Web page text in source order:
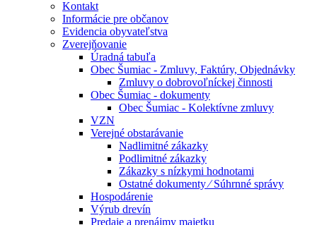
Kontakt
Informácie pre občanov
Evidencia obyvateľstva
Zverejňovanie
Úradná tabuľa
Obec Šumiac - Zmluvy, Faktúry, Objednávky
Zmluvy o dobrovoľníckej činnosti
Obec Šumiac - dokumenty
Obec Šumiac - Kolektívne zmluvy
VZN
Verejné obstarávanie
Nadlimitné zákazky
Podlimitné zákazky
Zákazky s nízkymi hodnotami
Ostatné dokumenty ⁄ Súhrnné správy
Hospodárenie
Výrub drevín
Predaje a prenájmy majetku